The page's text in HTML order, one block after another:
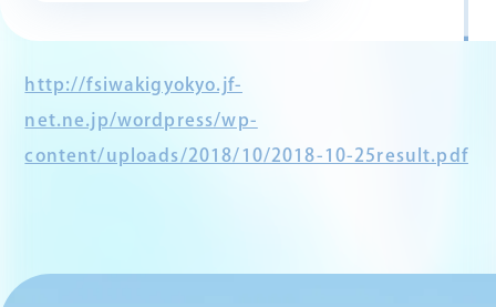
http://fsiwakigyokyo.jf-
net.ne.jp/wordpress/wp-
content/uploads/2018/10/2018-10-25result.pdf